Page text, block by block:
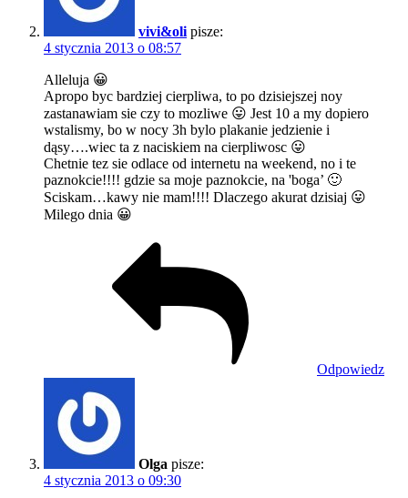
vivi&oli pisze:
4 stycznia 2013 o 08:57
Alleluja 😀
Apropo byc bardziej cierpliwa, to po dzisiejszej noy
zastanawiam sie czy to mozliwe 😛 Jest 10 a my dopiero
wstalismy, bo w nocy 3h bylo plakanie jedzienie i
dąsy….wiec ta z naciskiem na cierpliwosc 😛
Chetnie tez sie odlace od internetu na weekend, no i te
paznokcie!!!! gdzie sa moje paznokcie, na 'boga’ 🙂
Sciskam…kawy nie mam!!!! Dlaczego akurat dzisiaj 😛
Milego dnia 😀
Odpowiedz
Olga pisze:
4 stycznia 2013 o 09:30